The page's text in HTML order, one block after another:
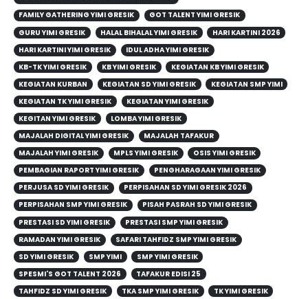
FAMILY GATHERING YIMI GRESIK
GOT TALENT YIMI GRESIK
GURU YIMI GRESIK
HALAL BIHALAL YIMI GRESIK
HARI KARTINI 2026
HARI KARTINI YIMI GRESIK
IDUL ADHA YIMI GRESIK
KB-TK YIMI GRESIK
KB YIMI GRESIK
KEGIATAN KB YIMI GRESIK
KEGIATAN KURBAN
KEGIATAN SD YIMI GRESIK
KEGIATAN SMP YIMI
KEGIATAN TK YIMI GRESIK
KEGIATAN YIMI GRESIK
KEGITAN YIMI GRESIK
LOMBA YIMI GRESIK
MAJALAH DIGITAL YIMI GRESIK
MAJALAH TAFAKUR
MAJALAH YIMI GRESIK
MPLS YIMI GRESIK
OSIS YIMI GRESIK
PEMBAGIAN RAPORT YIMI GRESIK
PENGHARAGAAN YIMI GRESIK
PERJUSA SD YIMI GRESIK
PERPISAHAN SD YIMI GRESIK 2026
PERPISAHAN SMP YIMI GRESIK
PISAH PASRAH SD YIMI GRESIK
PRESTASI SD YIMI GRESIK
PRESTASI SMP YIMI GRESIK
RAMADAN YIMI GRESIK
SAFARI TAHFIDZ SMP YIMI GRESIK
SD YIMI GRESIK
SMP YIMI
SMP YIMI GRESIK
SPESMI'S GOT TALENT 2026
TAFAKUR EDISI 25
TAHFIDZ SD YIMI GRESIK
TKA SMP YIMI GRESIK
TK YIMI GRESIK